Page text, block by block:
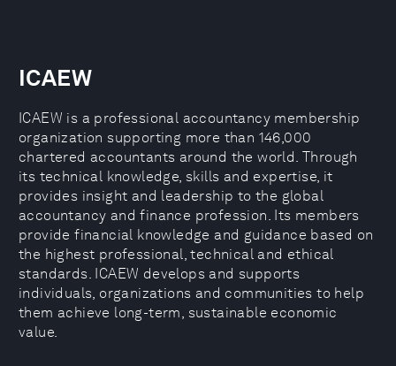
ICAEW
ICAEW is a professional accountancy membership
organization supporting more than 146,000
chartered accountants around the world. Through
its technical knowledge, skills and expertise, it
provides insight and leadership to the global
accountancy and finance profession. Its members
provide financial knowledge and guidance based on
the highest professional, technical and ethical
standards. ICAEW develops and supports
individuals, organizations and communities to help
them achieve long-term, sustainable economic
value.